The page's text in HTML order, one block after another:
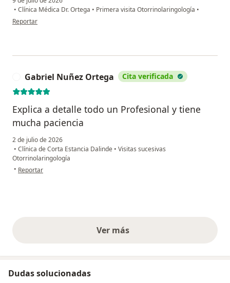
• Clínica Médica Dr. Ortega • Primera visita Otorrinolaringología •
en opinión del usuario MG
Reportar
Gabriel Nuñez Ortega Cita verificada
Explica a detalle todo un Profesional y tiene
mucha paciencia
2 de julio de 2026
• Clínica de Corta Estancia Dalinde • Visitas sucesivas
Otorrinolaringología
• en opinión del usuario Gabriel Nuñez Ortega
Reportar
Ver másopiniones anteriores
Dudas solucionadas